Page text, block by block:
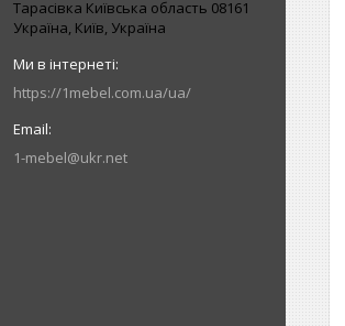
Тарасівка Київська область 08161
Україна, Київ, Україна
https://1mebel.com.ua/ua/
1-mebel@ukr.net